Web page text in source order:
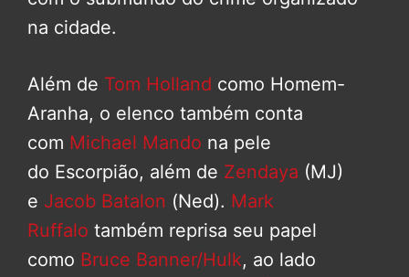
na cidade.
Além de Tom Holland como Homem-
Aranha, o elenco também conta
com Michael Mando na pele
do Escorpião, além de Zendaya (MJ)
e Jacob Batalon (Ned). Mark
Ruffalo também reprisa seu papel
como Bruce Banner/Hulk, ao lado